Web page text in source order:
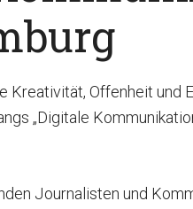
Kreativität, Offenheit und
„Digitale
Journalisten und